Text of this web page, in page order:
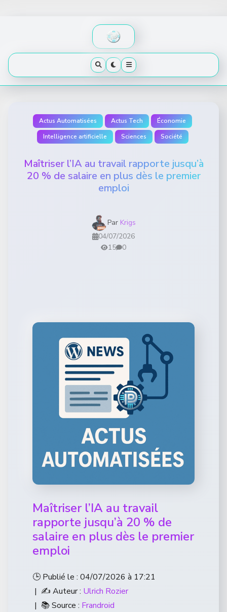
Actus Automatisées Actus Tech
Économie
Intelligence artificielle
Sciences Société
Maîtriser l’IA au travail rapporte jusqu’à
20 % de salaire en plus dès le premier
emploi
Par Krigs
04/07/2026
15
0
Maîtriser l’IA au travail
rapporte jusqu’à 20 % de
salaire en plus dès le premier
emploi
🕒 Publié le : 04/07/2026 à 17:21
| ✍️ Auteur : Ulrich Rozier
| 📚 Source : Frandroid